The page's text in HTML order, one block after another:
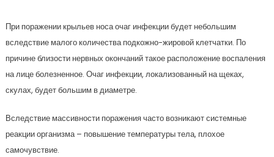
При поражении крыльев носа очаг инфекции будет небольшим
вследствие малого количества подкожно-жировой клетчатки. По
причине близости нервных окончаний такое расположение воспаления
на лице болезненное. Очаг инфекции, локализованный на щеках,
скулах, будет большим в диаметре.
Вследствие массивности поражения часто возникают системные
реакции организма – повышение температуры тела, плохое
самочувствие.